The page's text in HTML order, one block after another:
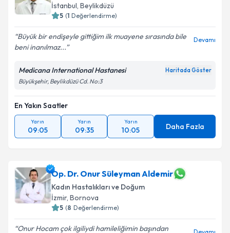
İstanbul, Beylikdüzü
5 (1 Değerlendirme)
Büyük bir endişeyle gittiğim ilk muayene sırasında bile
beni inanılmaz...
Devamı
Medicana International Hastanesi Haritada Göster
Büyükşehir, Beylikdüzü Cd. No:3
En Yakın Saatler
Yarın
09:05
Yarın
09:35
Yarın
10:05 Daha Fazla
Op. Dr. Onur Süleyman Aldemir
Kadın Hastalıkları ve Doğum
İzmir, Bornova
5 (8 Değerlendirme)
Onur Hocam çok ilgiliydi hamileliğimin başından